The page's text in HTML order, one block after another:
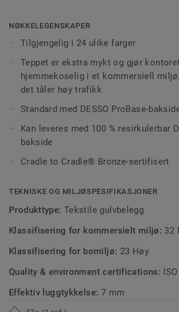
fargeutvalg – fra nøytral brun til beige
gull.
NØKKELEGENSKAPER
Tilgjengelig i 24 ulike farger
Teppet er ekstra mykt og gjør
hjemmekoselig i et kommersiell
det tåler høy trafikk
Standard med DESSO ProBase-
Kan leveres med 100 % resirkulerbar
bakside
Cradle to Cradle® Bronze-sertifisert
TEKNISKE OG MILJØSPESIFIKASJONER
Produkttype: Tekstile gulvbelegg
Klassifisering for kommersielt miljø: 32
Klassifisering for bomiljø: 23 Høy
Quality & environment certifications:
Effektiv luggtykkelse: 7 mm